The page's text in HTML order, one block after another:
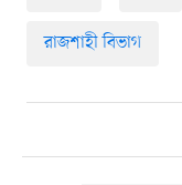
রাজশাহী বিভাগ